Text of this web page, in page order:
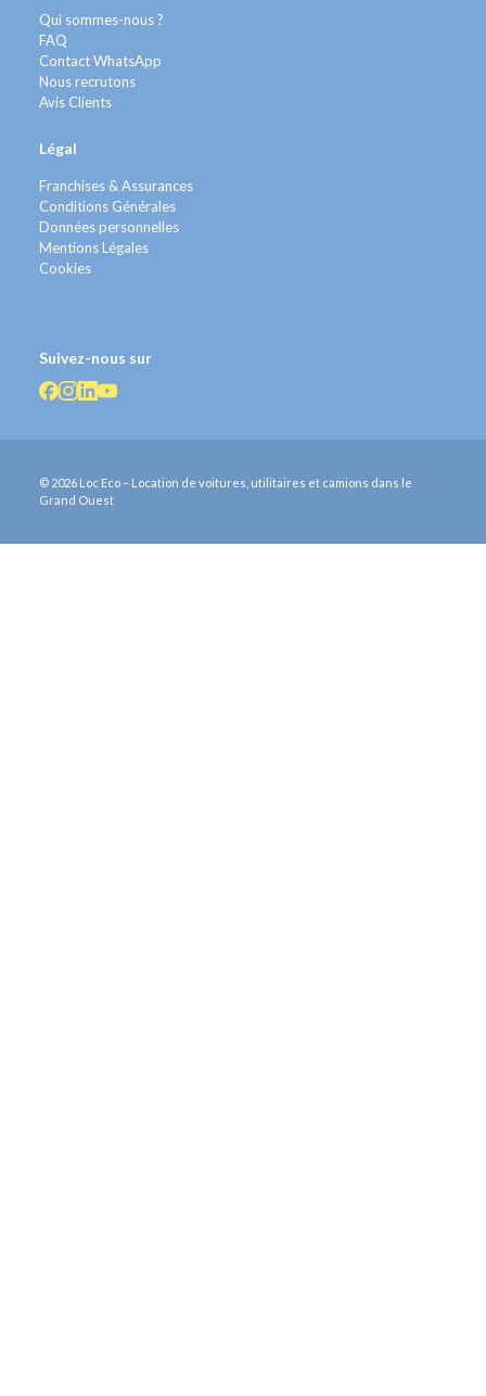
Qui sommes-nous ?
FAQ
Contact WhatsApp
Nous recrutons
Avis Clients
Légal
Franchises & Assurances
Conditions Générales
Données personnelles
Mentions Légales
Cookies
Suivez-nous sur
© 2026 Loc Eco – Location de voitures, utilitaires et camions dans le
Grand Ouest